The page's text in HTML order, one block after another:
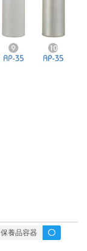
保養品容器